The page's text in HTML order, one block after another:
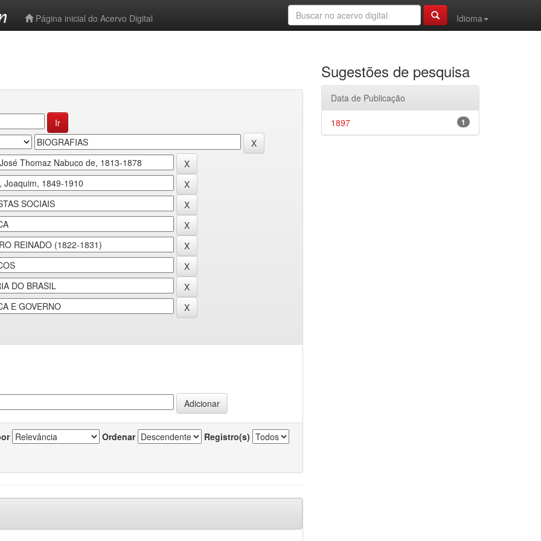
Página inicial do Acervo Digital
Idioma
Ordenar Registro(s)
Sugestões de pesquisa
Data de Publicação
1
1897